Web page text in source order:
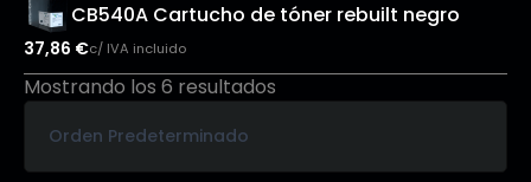
CB540A Cartucho de tóner rebuilt negro
37,86 €c/ IVA incluido
Mostrando los 6 resultados